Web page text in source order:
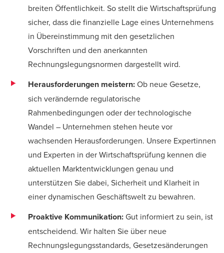
breiten Öffentlichkeit. So stellt die Wirtschaftsprüfung
sicher, dass die finanzielle Lage eines Unternehmens
in Übereinstimmung mit den gesetzlichen
Vorschriften und den anerkannten
Rechnungslegungsnormen dargestellt wird.
Herausforderungen meistern:Ob neue Gesetze,
sich verändernde regulatorische
Rahmenbedingungen oder der technologische
Wandel – Unternehmen stehen heute vor
wachsenden Herausforderungen. Unsere Expertinnen
und Experten in der Wirtschaftsprüfung kennen die
aktuellen Marktentwicklungen genau und
unterstützen Sie dabei, Sicherheit und Klarheit in
einer dynamischen Geschäftswelt zu bewahren.
Proaktive Kommunikation:Gut informiert zu sein, ist
entscheidend. Wir halten Sie über neue
Rechnungslegungsstandards, Gesetzesänderungen